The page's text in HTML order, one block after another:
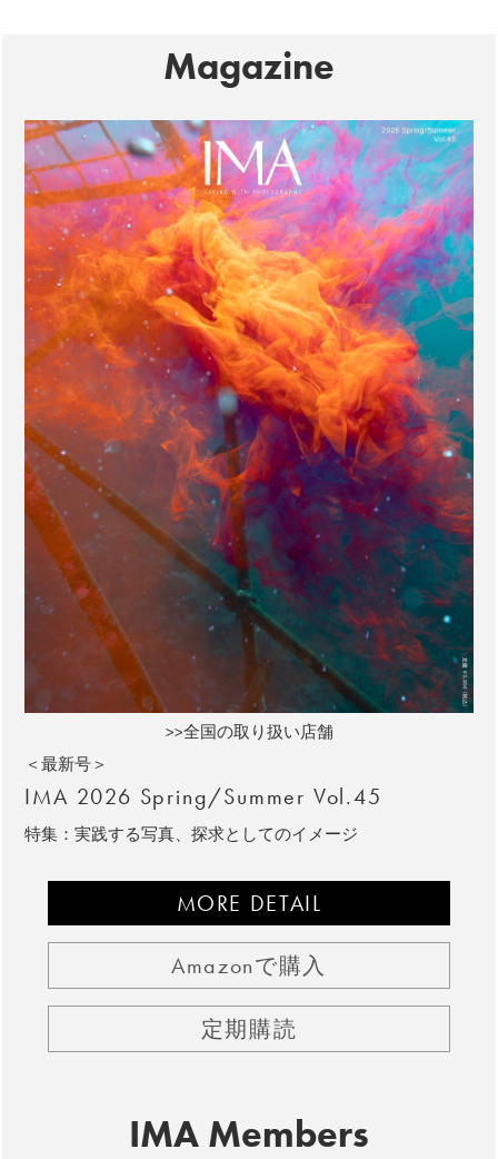
Magazine
>>全国の取り扱い店舗
＜最新号＞
IMA 2026 Spring/Summer Vol.45
特集：実践する写真、探求としてのイメージ
MORE DETAIL
Amazonで購入
定期購読
IMA Members